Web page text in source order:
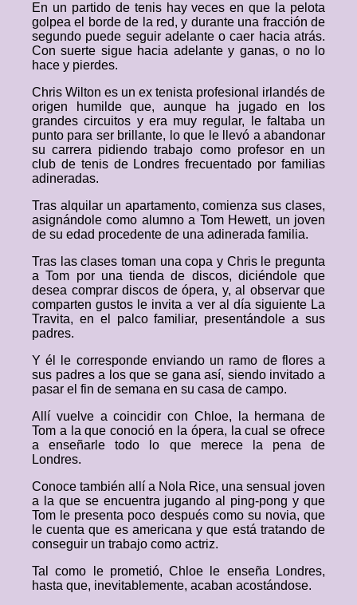
En un partido de tenis hay veces en que la pelota
golpea el borde de la red, y durante una fracción de
segundo puede seguir adelante o caer hacia atrás.
Con suerte sigue hacia adelante y ganas, o no lo
hace y pierdes.
Chris Wilton es un ex tenista profesional irlandés de
origen humilde que, aunque ha jugado en los
grandes circuitos y era muy regular, le faltaba un
punto para ser brillante, lo que le llevó a abandonar
su carrera pidiendo trabajo como profesor en un
club de tenis de Londres frecuentado por familias
adineradas.
Tras alquilar un apartamento, comienza sus clases,
asignándole como alumno a Tom Hewett, un joven
de su edad procedente de una adinerada familia.
Tras las clases toman una copa y Chris le pregunta
a Tom por una tienda de discos, diciéndole que
desea comprar discos de ópera, y, al observar que
comparten gustos le invita a ver al día siguiente La
Travita, en el palco familiar, presentándole a sus
padres.
Y él le corresponde enviando un ramo de flores a
sus padres a los que se gana así, siendo invitado a
pasar el fin de semana en su casa de campo.
Allí vuelve a coincidir con Chloe, la hermana de
Tom a la que conoció en la ópera, la cual se ofrece
a enseñarle todo lo que merece la pena de
Londres.
Conoce también allí a Nola Rice, una sensual joven
a la que se encuentra jugando al ping-pong y que
Tom le presenta poco después como su novia, que
le cuenta que es americana y que está tratando de
conseguir un trabajo como actriz.
Tal como le prometió, Chloe le enseña Londres,
hasta que, inevitablemente, acaban acostándose.